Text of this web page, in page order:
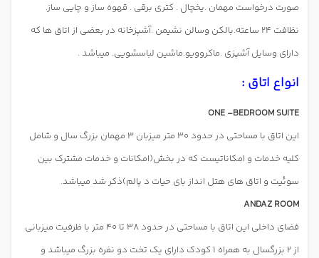
صورت درخواست مهمان .یخچال . کتری برقی . قهوه ساز و چایی ساز.
نظافت 24 ساعته.بالکن وسالن نشیمن .آشپزخانه در بعضی از اتاق ها که
دارای وسایل آشپزی .ماکروویو.ماشین لباسشویی. میباشد .
انواع اتاق :
ONE -BEDROOM SUITE
این اتاق با مساحتی در حدود 30 متر میزبان 3 مهمان بزرگ سال و شامل
کلیه خدمات و امکاناتیست که در بخش(امکانات و خدمات مشترک بین
سوئیت و اتاق های هتل انداز بای حیات د پالم)ذکر شد میباشد.
ANDAZ ROOM
فضای داخلی این اتاق با مساحتی در حدود 38 تا 40 متر با ظرفیت میزبانی
از 2 بزرگسال به همراه 1 کودک دارای یک تخت دو نفره بزرگ میباشد و